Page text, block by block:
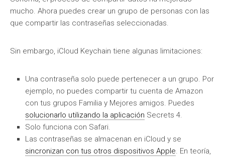
mucho. Ahora puedes crear un grupo de personas con las
que compartir las contraseñas seleccionadas.
Sin embargo, iCloud Keychain tiene algunas limitaciones:
Una contraseña solo puede pertenecer a un grupo. Por
ejemplo, no puedes compartir tu cuenta de Amazon
con tus grupos Familia y Mejores amigos. Puedes
solucionarlo utilizando la aplicación Secrets 4.
Solo funciona con Safari.
Las contraseñas se almacenan en iCloud y se
sincronizan con tus otros dispositivos Apple. En teoría,